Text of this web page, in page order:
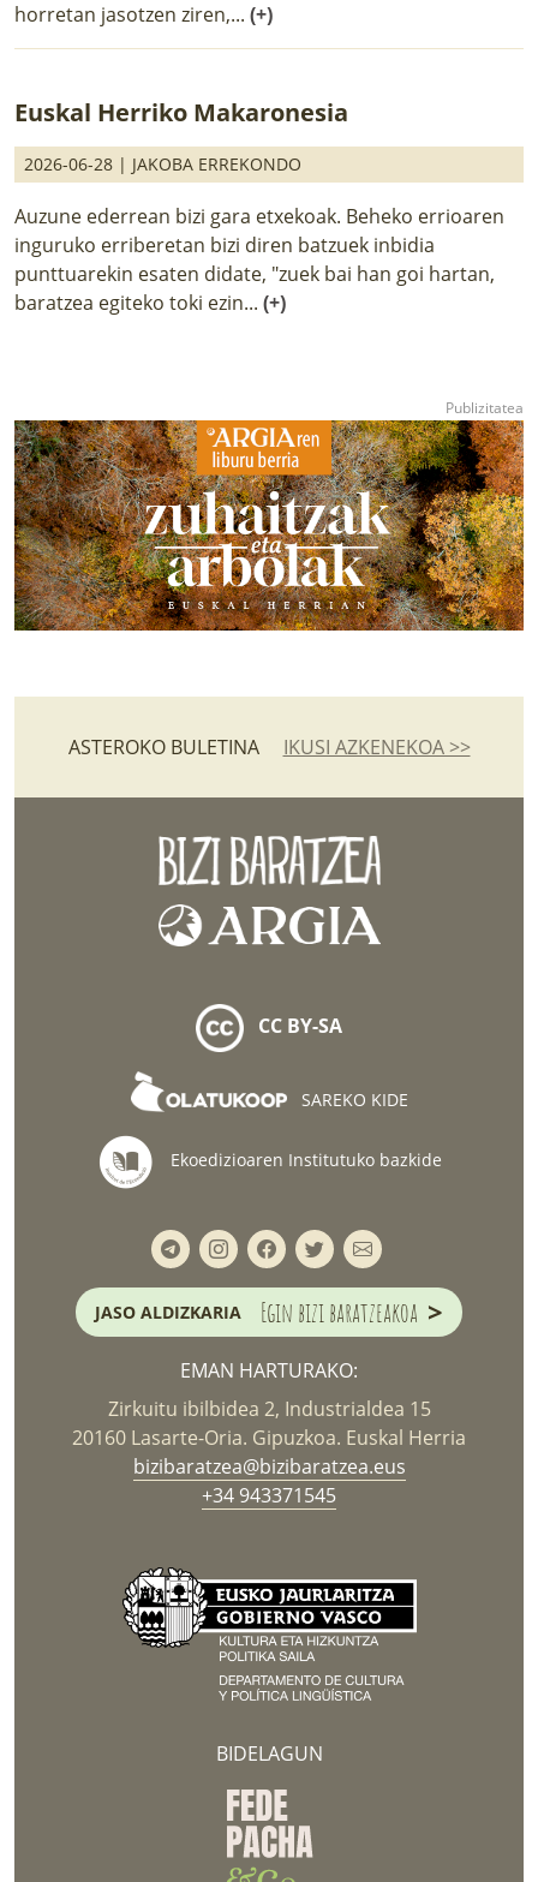
horretan jasotzen ziren,... (+)
Euskal Herriko Makaronesia
2026-06-28 | JAKOBA ERREKONDO
Auzune ederrean bizi gara etxekoak. Beheko errioaren
inguruko erriberetan bizi diren batzuek inbidia
punttuarekin esaten didate, "zuek bai han goi hartan,
baratzea egiteko toki ezin... (+)
ASTEROKO BULETINA IKUSI AZKENEKOA >>
CC BY-SA
SAREKO KIDE
Ekoedizioaren Institutuko bazkide
JASO ALDIZKARIA Egin bizi baratzeakoa >
EMAN HARTURAKO:
Zirkuitu ibilbidea 2, Industrialdea 15
20160 Lasarte-Oria. Gipuzkoa. Euskal Herria
bizibaratzea@bizibaratzea.eus
+34 943371545
BIDELAGUN